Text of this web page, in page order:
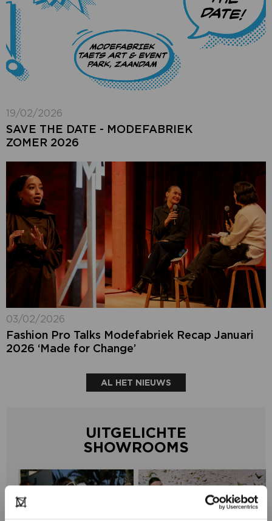
19/02/2026
SAVE THE DATE - MODEFABRIEK
ZOMER 2026
03/02/2026
Fashion Pro Talks Modefabriek Recap Januari
2026 ‘Made for Change’
AL HET NIEUWS
UITGELICHTE
SHOWROOMS